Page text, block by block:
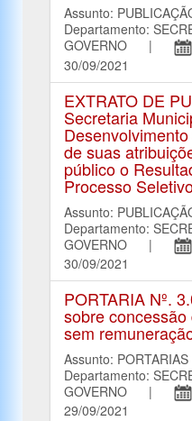
Assunto:
Departamento:
GOVERNO |
30/09/2021
EXTRATO DE
Secretaria
de suas
público o
Processo
Assunto:
Departamento:
GOVERNO |
30/09/2021
PORTARIA Nº.
sobre
sem
Assunto:
Departamento:
GOVERNO |
29/09/2021